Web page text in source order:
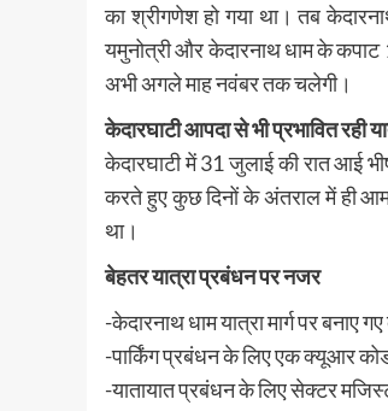
का श्रीगणेश हो गया था। तब
यमुनोत्री और केदारनाथ धाम के कपाट
अभी अगले माह नवंबर तक चलेगी।
केदारघाटी आपदा से भी प्रभावित रही
केदारघाटी में 31 जुलाई की रात आई
करते हुए कुछ दिनों के अंतराल में ही आम
था।
बेहतर यात्रा प्रबंधन पर नजर
-केदारनाथ धाम यात्रा मार्ग पर बनाए
-पार्किंग प्रबंधन के लिए एक क्यूआर
-यातायात प्रबंधन के लिए सेक्टर